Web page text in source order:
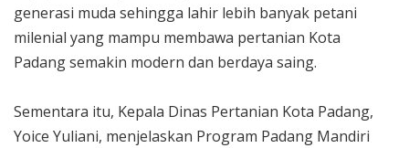
generasi muda sehingga lahir lebih banyak petani
milenial yang mampu membawa pertanian Kota
Padang semakin modern dan berdaya saing.
Sementara itu, Kepala Dinas Pertanian Kota Padang,
Yoice Yuliani, menjelaskan Program Padang Mandiri